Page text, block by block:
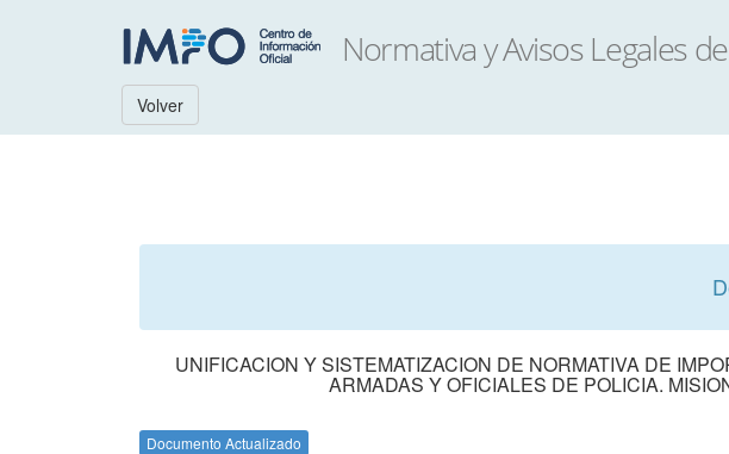
Volver
UNIFICACION Y SISTEMATIZACION DE NORMATIVA DE
ARMADAS Y OFICIALES DE POLICIA.
Documento Actualizado